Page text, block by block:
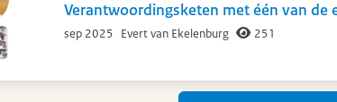
Verantwoordingsketen met één van de
sep 2025 Evert van Ekelenburg 251